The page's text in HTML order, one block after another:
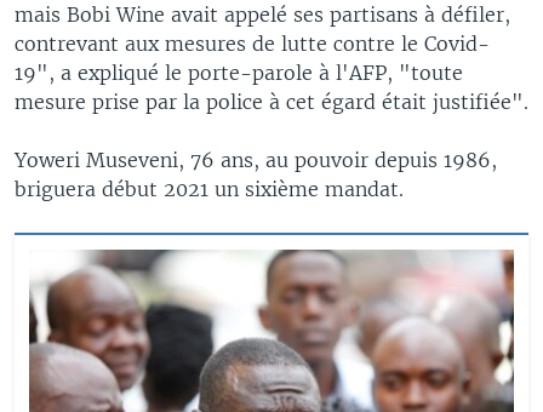
mais Bobi Wine avait appelé ses partisans à défiler,
contrevant aux mesures de lutte contre le Covid-
19", a expliqué le porte-parole à l'AFP, "toute
mesure prise par la police à cet égard était justifiée".
Yoweri Museveni, 76 ans, au pouvoir depuis 1986,
briguera début 2021 un sixième mandat.